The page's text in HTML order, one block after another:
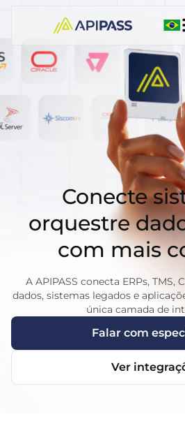
Conecte
orquestre
com mais
A APIPASS conecta ERPs, TMS,
dados, sistemas legados e
única camada de
Falar com
Ver